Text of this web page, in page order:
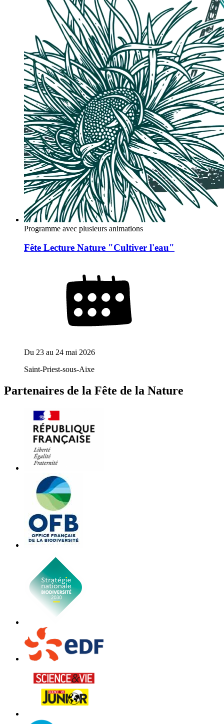
Programme avec plusieurs animations
Fête Lecture Nature "Cultiver l'eau"
Du 23 au 24 mai 2026
Saint-Priest-sous-Aixe
Partenaires de la Fête de la Nature